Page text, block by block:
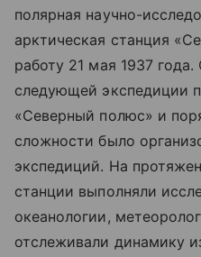
полярная научно-
арктическая станция
работу 21 мая 1937
следующей экспедиции
«Северный полюс» и
сложности было
экспедиций. На
станции выполняли
океанологии,
отслеживали динамику